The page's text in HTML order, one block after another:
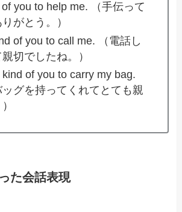
you to help me. （手伝って
がとう。）
of you to call me. （電話し
切でしたね。）
of you to carry my bag.
ッグを持ってくれてとても親
た会話表現